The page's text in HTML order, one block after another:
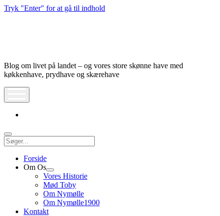
Tryk "Enter" for at gå til indhold
Blog om livet på landet – og vores store skønne have med
køkkenhave, prydhave og skærehave
Søg
Forside
Om Os
Åbn
dropdown
meny
Vores Historie
Mød Toby
Om Nymølle
Om Nymølle1900
Kontakt